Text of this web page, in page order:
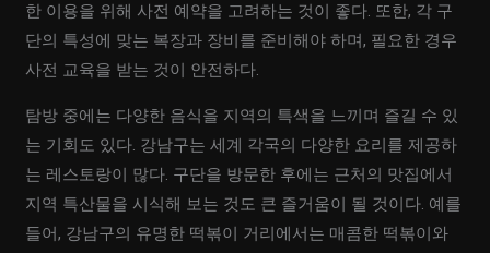
한 이용을 위해 사전 예약을 고려하는 것이 좋다. 또한, 각 구
단의 특성에 맞는 복장과 장비를 준비해야 하며, 필요한 경우
사전 교육을 받는 것이 안전하다.
탐방 중에는 다양한 음식을 지역의 특색을 느끼며 즐길 수 있
는 기회도 있다. 강남구는 세계 각국의 다양한 요리를 제공하
는 레스토랑이 많다. 구단을 방문한 후에는 근처의 맛집에서
지역 특산물을 시식해 보는 것도 큰 즐거움이 될 것이다. 예를
들어, 강남구의 유명한 떡볶이 거리에서는 매콤한 떡볶이와